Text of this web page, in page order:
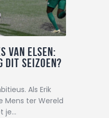
Van Elsen:
dit seizoen?
Als Erik
Mens ter Wereld
je…